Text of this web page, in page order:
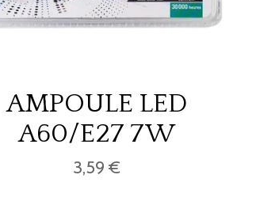
AMPOULE LED
A60/E27 7W
3,59 €